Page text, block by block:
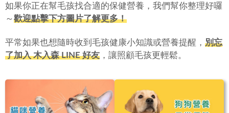
如果你正在幫毛孩找合適的保健營養，我們幫你整理好囉
～歡迎點擊下方圖片了解更多！
平常如果也想隨時收到毛孩健康小知識或營養提醒， 別忘
了加入 木入森 LINE 好友 ，讓照顧毛孩更輕鬆。